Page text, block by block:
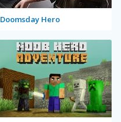
Doomsday Hero